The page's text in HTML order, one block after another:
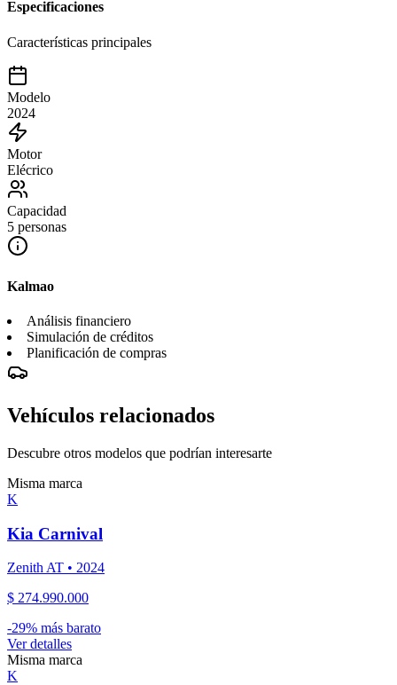
Especificaciones
Características principales
Modelo
2024
Motor
Elécrico
Capacidad
5 personas
Kalmao
Análisis financiero
Simulación de créditos
Planificación de compras
Vehículos relacionados
Descubre otros modelos que podrían interesarte
Misma marca
K
Kia Carnival
Zenith AT • 2024
$ 274.990.000
-29% más barato
Ver detalles
Misma marca
K